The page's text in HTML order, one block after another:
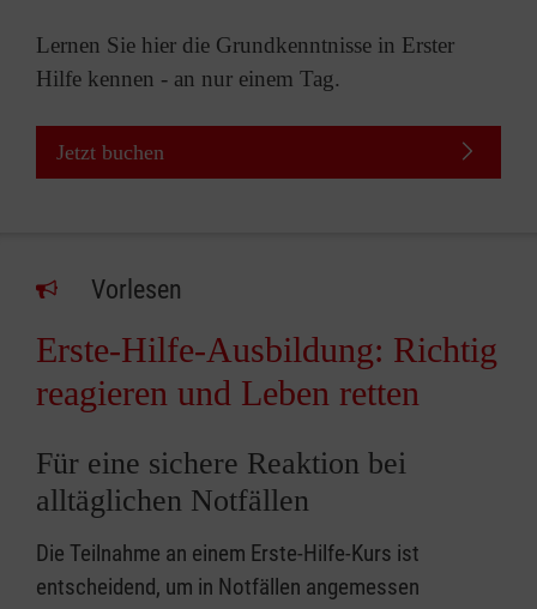
Lernen Sie hier die Grundkenntnisse in Erster
Hilfe kennen - an nur einem Tag.
Jetzt buchen
Vorlesen
Erste-Hilfe-Ausbildung: Richtig
reagieren und Leben retten
Für eine sichere Reaktion bei
alltäglichen Notfällen
Die Teilnahme an einem Erste-Hilfe-Kurs ist
entscheidend, um in Notfällen angemessen